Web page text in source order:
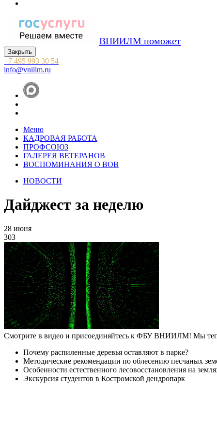
ВНИИЛМ поможет
Закрыть
+7 495 993 30 54
info@vniilm.ru
Меню
КАДРОВАЯ РАБОТА
ПРОФСОЮЗ
ГАЛЕРЕЯ ВЕТЕРАНОВ
ВОСПОМИНАНИЯ О ВОВ
НОВОСТИ
Дайджест за неделю
28 июня
303
Смотрите в видео и присоединяйтесь к ФБУ ВНИИЛМ! Мы
Почему распиленные деревья оставляют в парке?
Методические рекомендации по облесению песчаных
Особенности естественного лесовосстановления на
Экскурсия студентов в Костромской дендропарк